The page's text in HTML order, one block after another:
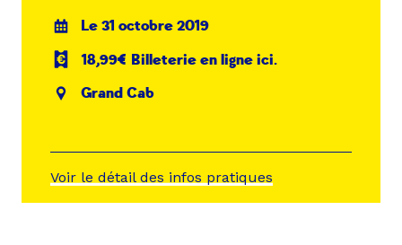
Le 31 octobre 2019
18,99€ Billeterie en ligne ici.
Grand Cab
Voir le détail des infos pratiques